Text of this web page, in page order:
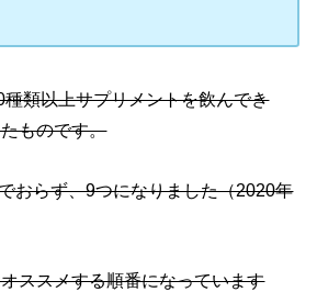
類以上サプリメントを飲んでき
ものです。
おらず、9つになりました（2020年
ススメする順番になっています